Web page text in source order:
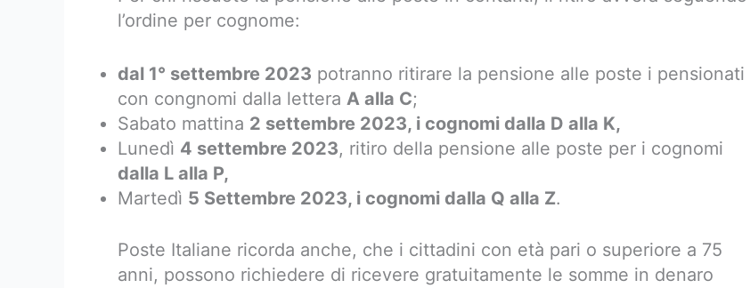
l’ordine per cognome:
dal 1° settembre 2023 potranno ritirare la pensione alle poste i pensionati
con congnomi dalla lettera A alla C;
Sabato mattina 2 settembre 2023, i cognomi dalla D alla K,
Lunedì 4 settembre 2023, ritiro della pensione alle poste per i cognomi
dalla L alla P,
Martedì 5 Settembre 2023, i cognomi dalla Q alla Z.
Poste Italiane ricorda anche, che i cittadini con età pari o superiore a 75
anni, possono richiedere di ricevere gratuitamente le somme in denaro